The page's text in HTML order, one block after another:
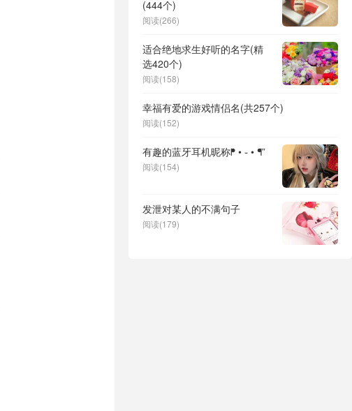
(444个)
阅读(266)
适合绝地求生好听的名字(精
选420个)
阅读(158)
幸福有爱的游戏情侣名(共257个)
阅读(152)
有趣的蓝牙耳机昵称ᖰ • ֊ • ᖳ”
阅读(154)
发泄对某人的不满句子
阅读(179)